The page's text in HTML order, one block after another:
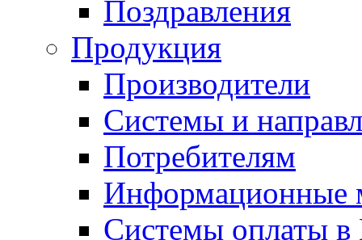
Поздравления
Продукция
Производители
Системы и
Потребителям
Информационные
Системы оплаты в